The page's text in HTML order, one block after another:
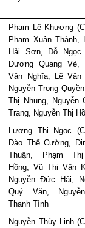
Phạm Lê Khương
Phạm Xuân Thành,
Hải Sơn, Đỗ Ngọc
Dương Quang Vẻ,
Văn Nghĩa, Lê Văn
Nguyễn Trọng
Thị Nhung, Nguyễn
Trang, Nguyễn Thị
Lương Thị Ngọc
Đào Thế Cường,
Thuận, Phạm
Hồng, Vũ Thị Vân
Nguyễn Đức Hải,
Quý Văn,
Thanh Tình
Nguyễn Thùy Linh